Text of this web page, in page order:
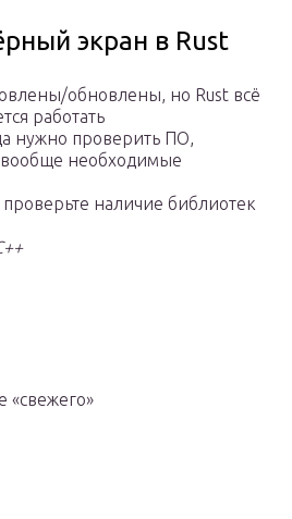
экран в Rust
обновлены, но Rust всё
работать
нужно проверить ПО,
необходимые
наличие библиотек
«свежего»